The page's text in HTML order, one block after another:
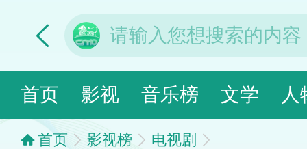
首页 影视 音乐榜 文学 人
首页 影视榜 电视剧